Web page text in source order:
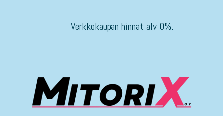
Verkkokaupan hinnat alv 0%.